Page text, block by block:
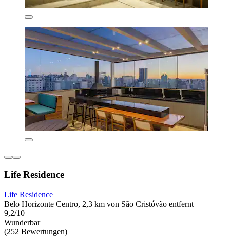
Life Residence
Life Residence
Belo Horizonte Centro, 2,3 km von São Cristóvão entfernt
9,2/10
Wunderbar
(252 Bewertungen)